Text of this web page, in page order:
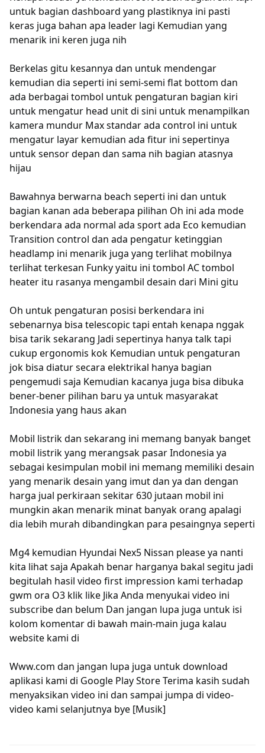
untuk bagian dashboard yang plastiknya ini pasti
keras juga bahan apa leader lagi Kemudian yang
menarik ini keren juga nih
Berkelas gitu kesannya dan untuk mendengar
kemudian dia seperti ini semi-semi flat bottom dan
ada berbagai tombol untuk pengaturan bagian kiri
untuk mengatur head unit di sini untuk menampilkan
kamera mundur Max standar ada control ini untuk
mengatur layar kemudian ada fitur ini sepertinya
untuk sensor depan dan sama nih bagian atasnya
hijau
Bawahnya berwarna beach seperti ini dan untuk
bagian kanan ada beberapa pilihan Oh ini ada mode
berkendara ada normal ada sport ada Eco kemudian
Transition control dan ada pengatur ketinggian
headlamp ini menarik juga yang terlihat mobilnya
terlihat terkesan Funky yaitu ini tombol AC tombol
heater itu rasanya mengambil desain dari Mini gitu
Oh untuk pengaturan posisi berkendara ini
sebenarnya bisa telescopic tapi entah kenapa nggak
bisa tarik sekarang Jadi sepertinya hanya talk tapi
cukup ergonomis kok Kemudian untuk pengaturan
jok bisa diatur secara elektrikal hanya bagian
pengemudi saja Kemudian kacanya juga bisa dibuka
bener-bener pilihan baru ya untuk masyarakat
Indonesia yang haus akan
Mobil listrik dan sekarang ini memang banyak banget
mobil listrik yang merangsak pasar Indonesia ya
sebagai kesimpulan mobil ini memang memiliki desain
yang menarik desain yang imut dan ya dan dengan
harga jual perkiraan sekitar 630 jutaan mobil ini
mungkin akan menarik minat banyak orang apalagi
dia lebih murah dibandingkan para pesaingnya seperti
Mg4 kemudian Hyundai Nex5 Nissan please ya nanti
kita lihat saja Apakah benar harganya bakal segitu jadi
begitulah hasil video first impression kami terhadap
gwm ora O3 klik like Jika Anda menyukai video ini
subscribe dan belum Dan jangan lupa juga untuk isi
kolom komentar di bawah main-main juga kalau
website kami di
Www.com dan jangan lupa juga untuk download
aplikasi kami di Google Play Store Terima kasih sudah
menyaksikan video ini dan sampai jumpa di video-
video kami selanjutnya bye [Musik]